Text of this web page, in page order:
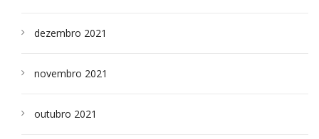
dezembro 2021
novembro 2021
outubro 2021